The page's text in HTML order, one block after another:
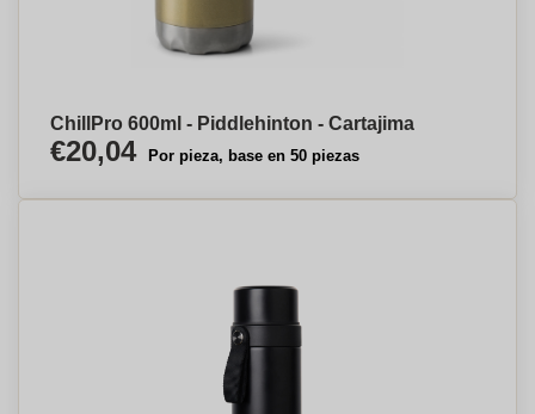
ChillPro 600ml - Piddlehinton - Cartajima
€20,04 Por pieza, base en 50 piezas